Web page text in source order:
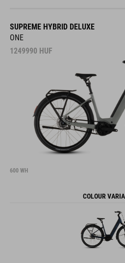
SUPREME HYBRID DELUXE
ONE
1249990 HUF
600 WH
COLOUR